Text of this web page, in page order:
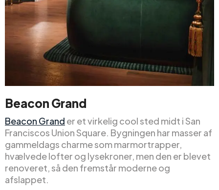
Beacon Grand
Beacon Grand er et virkelig cool sted midt i San
Franciscos Union Square. Bygningen har masser af
gammeldags charme som marmortrapper,
hvælvede lofter og lysekroner, men den er blevet
renoveret, så den fremstår moderne og
afslappet.